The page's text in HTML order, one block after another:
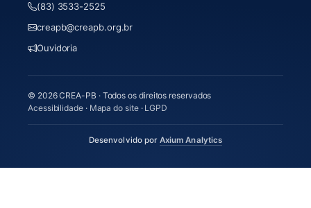
(83) 3533-2525
creapb@creapb.org.br
Ouvidoria
© 2026 CREA-PB · Todos os direitos reservados
Acessibilidade· Mapa do site· LGPD
Desenvolvido por Axium Analytics(abre em nova aba)